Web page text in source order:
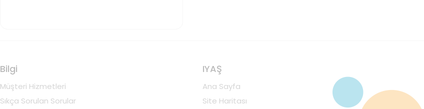
Bilgi
Müşteri Hizmetleri
Sıkça Sorulan Sorular
IYAŞ
Ana Sayfa
Site Haritası